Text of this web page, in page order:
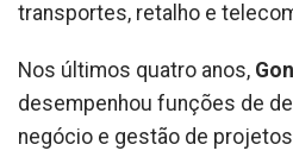
transportes, retalho e
Nos últimos quatro anos,
desempenhou funções de
negócio e gestão de